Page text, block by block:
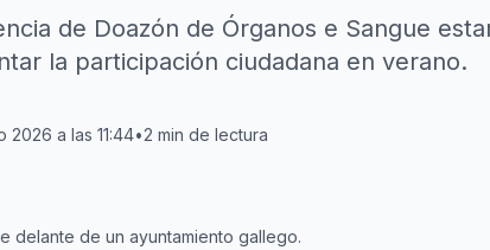
de Doazón de Órganos e Sangue
la participación ciudadana en verano.
2026 a las 11:44•2 min de lectura
delante de un ayuntamiento gallego.